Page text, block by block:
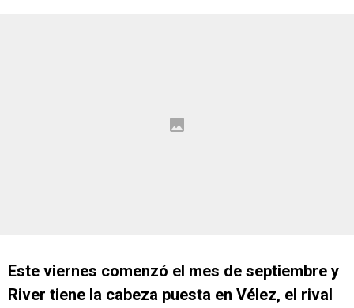
Este viernes comenzó el mes de septiembre y
River tiene la cabeza puesta en Vélez, el rival